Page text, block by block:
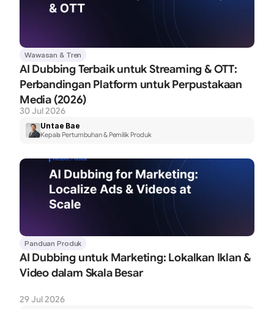
Wawasan & Tren
AI Dubbing Terbaik untuk Streaming & OTT:
Perbandingan Platform untuk Perpustakaan
Media (2026)
30 Jul 2026
Untae Bae
Kepala Pertumbuhan & Pemilik Produk
Panduan Produk
AI Dubbing untuk Marketing: Lokalkan Iklan &
Video dalam Skala Besar
29 Jul 2026